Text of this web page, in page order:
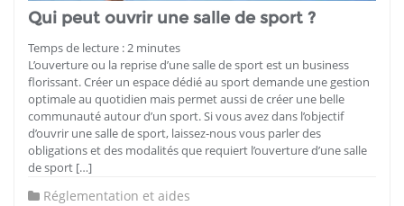
Qui peut ouvrir une salle de sport ?
Temps de lecture :2 minutes
L’ouverture ou la reprise d’une salle de sport est un business
florissant. Créer un espace dédié au sport demande une gestion
optimale au quotidien mais permet aussi de créer une belle
communauté autour d’un sport. Si vous avez dans l’objectif
d’ouvrir une salle de sport, laissez-nous vous parler des
obligations et des modalités que requiert l’ouverture d’une salle
de sport […]
Réglementation et aides